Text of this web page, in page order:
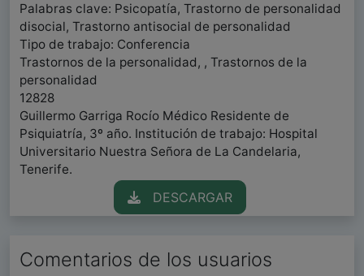
Palabras clave: Psicopatía, Trastorno de personalidad
disocial, Trastorno antisocial de personalidad
Tipo de trabajo: Conferencia
Trastornos de la personalidad, , Trastornos de la
personalidad
12828
Guillermo Garriga Rocío Médico Residente de
Psiquiatría, 3º año. Institución de trabajo: Hospital
Universitario Nuestra Señora de La Candelaria,
Tenerife.
DESCARGAR
Comentarios de los usuarios